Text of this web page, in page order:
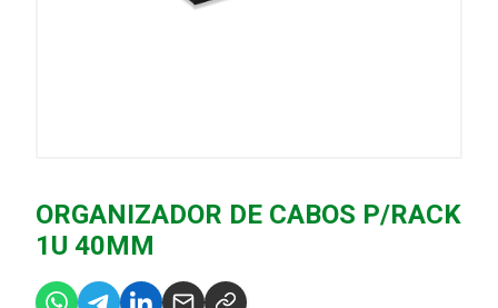
ORGANIZADOR DE CABOS P/RACK
1U 40MM